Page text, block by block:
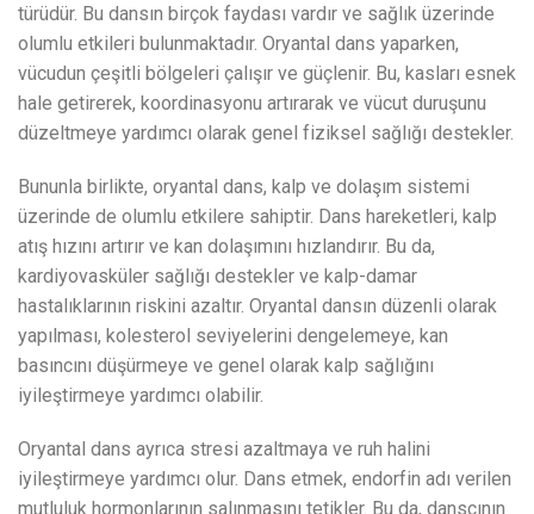
türüdür. Bu dansın birçok faydası vardır ve sağlık üzerinde
olumlu etkileri bulunmaktadır. Oryantal dans yaparken,
vücudun çeşitli bölgeleri çalışır ve güçlenir. Bu, kasları esnek
hale getirerek, koordinasyonu artırarak ve vücut duruşunu
düzeltmeye yardımcı olarak genel fiziksel sağlığı destekler.
Bununla birlikte, oryantal dans, kalp ve dolaşım sistemi
üzerinde de olumlu etkilere sahiptir. Dans hareketleri, kalp
atış hızını artırır ve kan dolaşımını hızlandırır. Bu da,
kardiyovasküler sağlığı destekler ve kalp-damar
hastalıklarının riskini azaltır. Oryantal dansın düzenli olarak
yapılması, kolesterol seviyelerini dengelemeye, kan
basıncını düşürmeye ve genel olarak kalp sağlığını
iyileştirmeye yardımcı olabilir.
Oryantal dans ayrıca stresi azaltmaya ve ruh halini
iyileştirmeye yardımcı olur. Dans etmek, endorfin adı verilen
mutluluk hormonlarının salınmasını tetikler. Bu da, dansçının